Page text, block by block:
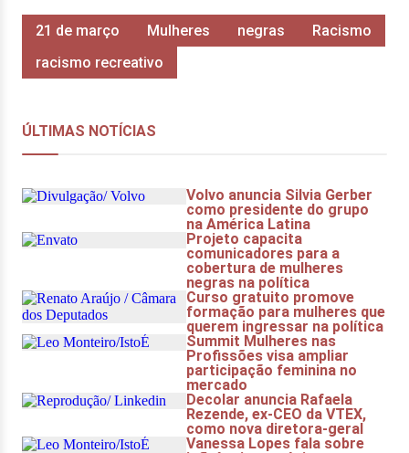
21 de março Mulheres negras
Racismo
racismo recreativo